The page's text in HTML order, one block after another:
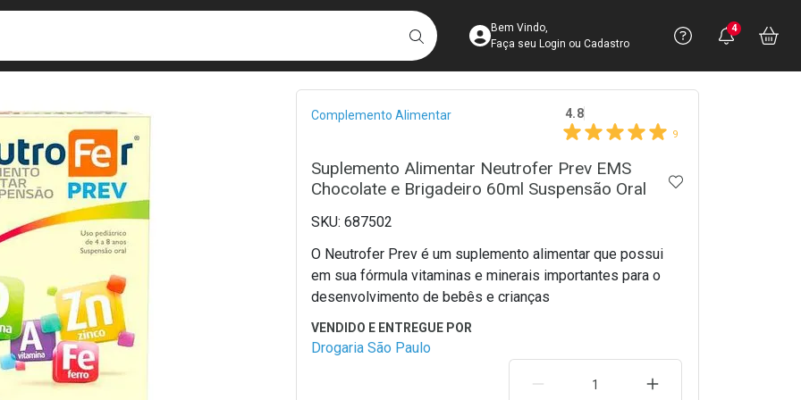
BUSCARAcesse sua Conta
Bem Vindo,
Faça seu Login ou Cadastro
Precisa
Ver Recursos
Você
4
Breadcrumb
Complemento Alimentar 4.8
9
Suplemento Alimentar Neutrofer Prev EMS
Chocolate e Brigadeiro 60ml Suspensão Oral
ADICIONAR AOS
687502
O Neutrofer Prev é um suplemento alimentar que possui
em sua fórmula vitaminas e minerais importantes para o
desenvolvimento de bebês e crianças
Drogaria São Paulo
REMOVER UMA UNIDADEAUMENTAR UMA